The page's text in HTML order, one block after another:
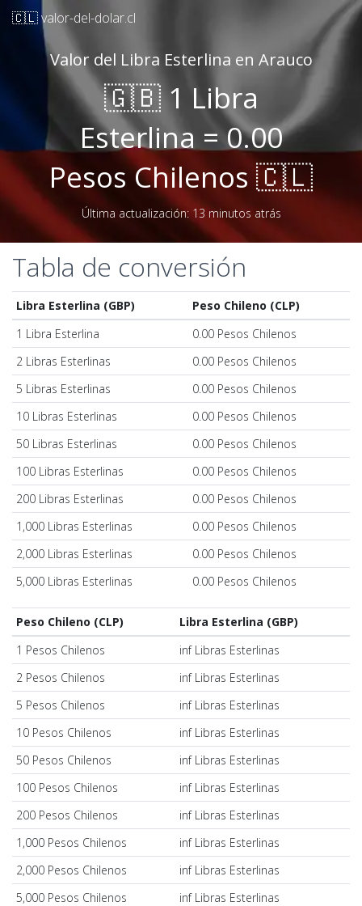
🇨🇱 valor-del-dolar.cl
Valor del Libra Esterlina en Arauco
🇬🇧 1 Libra
Esterlina = 0.00
Pesos Chilenos 🇨🇱
Última actualización: 13 minutos atrás
Tabla de conversión
Libra Esterlina (GBP)
Peso Chileno (CLP)
1 Libra Esterlina
0.00 Pesos Chilenos
2 Libras Esterlinas
0.00 Pesos Chilenos
5 Libras Esterlinas
0.00 Pesos Chilenos
10 Libras Esterlinas
0.00 Pesos Chilenos
50 Libras Esterlinas
0.00 Pesos Chilenos
100 Libras Esterlinas
0.00 Pesos Chilenos
200 Libras Esterlinas
0.00 Pesos Chilenos
1,000 Libras Esterlinas
0.00 Pesos Chilenos
2,000 Libras Esterlinas
0.00 Pesos Chilenos
5,000 Libras Esterlinas
0.00 Pesos Chilenos
Peso Chileno (CLP)
Libra Esterlina (GBP)
1 Pesos Chilenos
inf Libras Esterlinas
2 Pesos Chilenos
inf Libras Esterlinas
5 Pesos Chilenos
inf Libras Esterlinas
10 Pesos Chilenos
inf Libras Esterlinas
50 Pesos Chilenos
inf Libras Esterlinas
100 Pesos Chilenos
inf Libras Esterlinas
200 Pesos Chilenos
inf Libras Esterlinas
1,000 Pesos Chilenos
inf Libras Esterlinas
2,000 Pesos Chilenos
inf Libras Esterlinas
5,000 Pesos Chilenos
inf Libras Esterlinas